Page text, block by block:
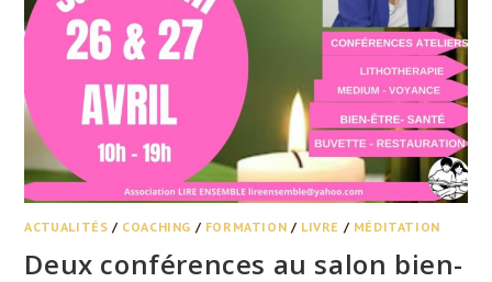
ACTUALITÉS / COACHING / FORMATION / LIVRE / MÉDITATION
Deux conférences au salon bien-